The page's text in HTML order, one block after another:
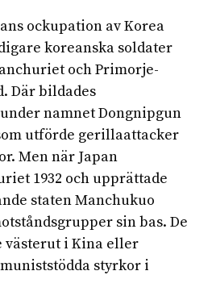
ockupation av Korea
koreanska soldater
och Primorje-
Där bildades
namnet Dongnipgun
utförde gerillaattacker
Men när Japan
1932 och upprättade
staten Manchukuo
sin bas. De
västerut i Kina eller
styrkor i